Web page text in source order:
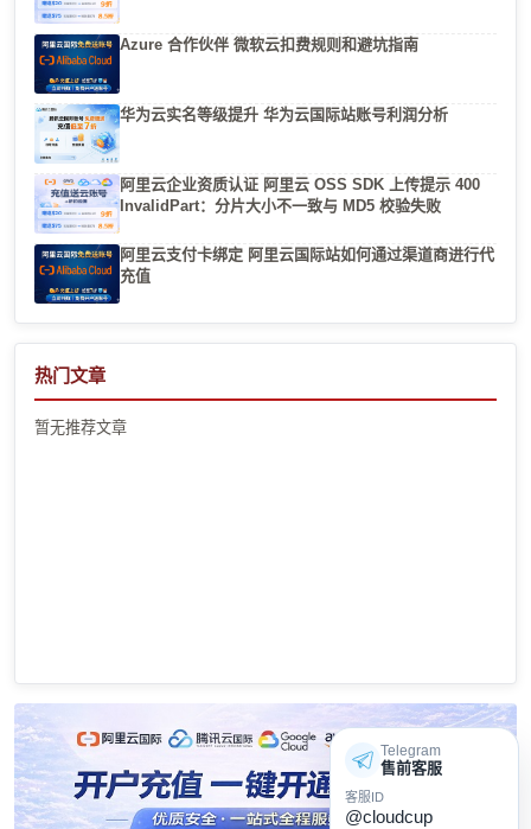
Azure 合作伙伴 微软云扣费规则和避坑指南
华为云实名等级提升 华为云国际站账号利润分析
阿里云企业资质认证 阿里云 OSS SDK 上传提示 400
InvalidPart：分片大小不一致与 MD5 校验失败
阿里云支付卡绑定 阿里云国际站如何通过渠道商进行代
充值
热门文章
暂无推荐文章
Telegram
售前客服
客服ID
@cloudcup